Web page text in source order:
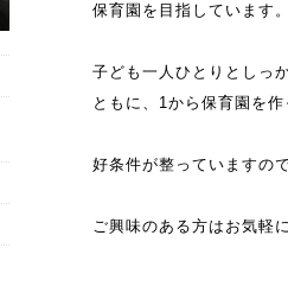
保育園を目指しています。
子ども一人ひとりとしっ
ともに、1から保育園を
好条件が整っていますの
ご興味のある方はお気軽